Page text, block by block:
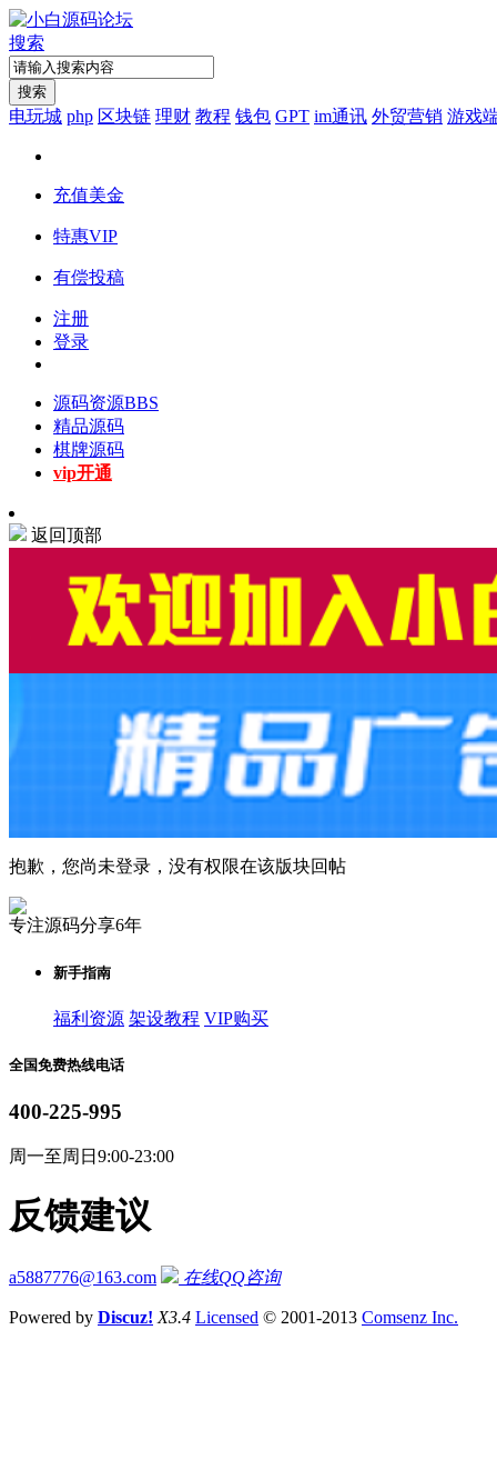
搜索
搜索
电玩城 php 区块链 理财 教程 钱包 GPT im通讯 外贸营销 游戏
充值美金
特惠VIP
有偿投稿
注册
登录
源码资源BBS
精品源码
棋牌源码
vip开通
返回顶部
抱歉，您尚未登录，没有权限在该版块回帖
专注源码分享6年
新手指南
福利资源 架设教程 VIP购买
全国免费热线电话
400-225-995
周一至周日9:00-23:00
反馈建议
a5887776@163.com 在线QQ咨询
Powered by Discuz! X3.4 Licensed © 2001-2013 Comsenz Inc.